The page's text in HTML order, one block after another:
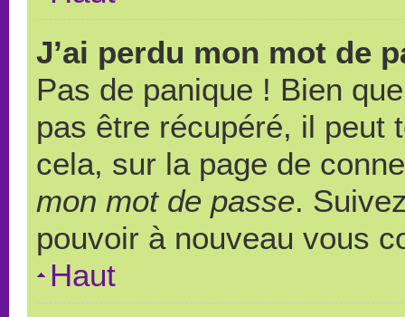
J’ai perdu mon mot de
Pas de panique ! Bien
pas être récupéré, il peut
cela, sur la page de
mon mot de passe.
pouvoir à nouveau vous
Haut